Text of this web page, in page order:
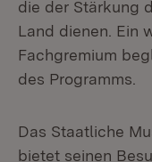
die der Stärkung
Land dienen. Ein
Fachgremium
des Programms.
Das Staatliche
bietet seinen